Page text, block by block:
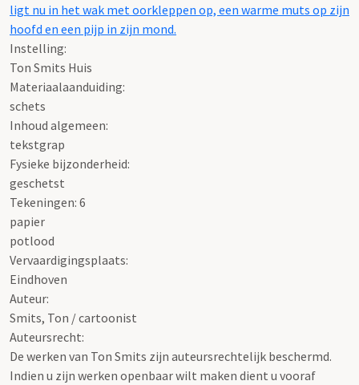
ligt nu in het wak met oorkleppen op, een warme muts op zijn
hoofd en een pijp in zijn mond.
Instelling:
Ton Smits Huis
Materiaalaanduiding:
schets
Inhoud algemeen:
tekstgrap
Fysieke bijzonderheid:
geschetst
Tekeningen: 6
papier
potlood
Vervaardigingsplaats:
Eindhoven
Auteur:
Smits, Ton / cartoonist
Auteursrecht:
De werken van Ton Smits zijn auteursrechtelijk beschermd.
Indien u zijn werken openbaar wilt maken dient u vooraf